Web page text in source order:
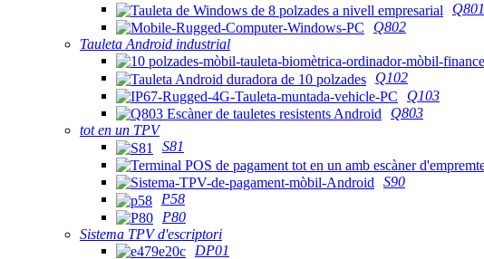
Q801
Q802
Tauleta Android industrial
Q102
Q103
Q803
tot en un TPV
S81
S90
P58
P80
Sistema TPV d'escriptori
DP01